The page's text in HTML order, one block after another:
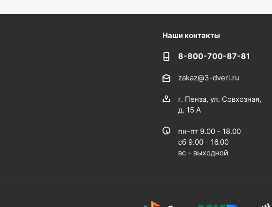
Наши контакты
8-800-700-87-81
zakaz@3-dveri.ru
г. Пенза, ул. Совхозная,
д. 15 А
пн-пт 9.00 - 18.00
сб 9.00 - 16.00
вс - выходной